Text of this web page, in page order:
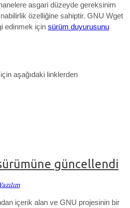
asgari düzeyde gereksinim
özelliğine sahiptir. GNU Wget
edinmek için sürüm duyurusunu
aşağıdaki linklerden
güncellendi
Yazılım
içerik alan ve GNU projesinin bir